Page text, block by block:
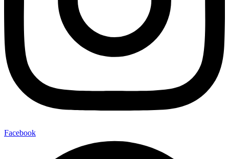
Facebook